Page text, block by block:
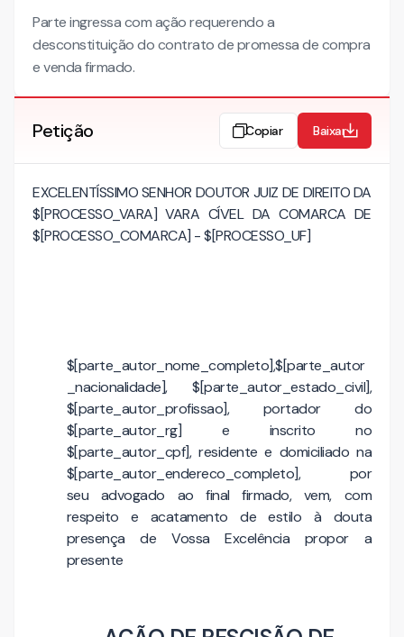
Parte ingressa com ação requerendo a
desconstituição do contrato de promessa de compra
e venda firmado.
Petição Copiar Baixar
EXCELENTÍSSIMO SENHOR DOUTOR JUIZ DE DIREITO DA
$[PROCESSO_VARA] VARA CÍVEL DA COMARCA DE
$[PROCESSO_COMARCA] - $[PROCESSO_UF]
$[parte_autor_nome_completo],$[parte_autor
_nacionalidade], $[parte_autor_estado_civil],
$[parte_autor_profissao], portador do
$[parte_autor_rg] e inscrito no
$[parte_autor_cpf], residente e domiciliado na
$[parte_autor_endereco_completo], por
seu advogado ao final firmado, vem, com
respeito e acatamento de estilo à douta
presença de Vossa Excelência propor a
presente